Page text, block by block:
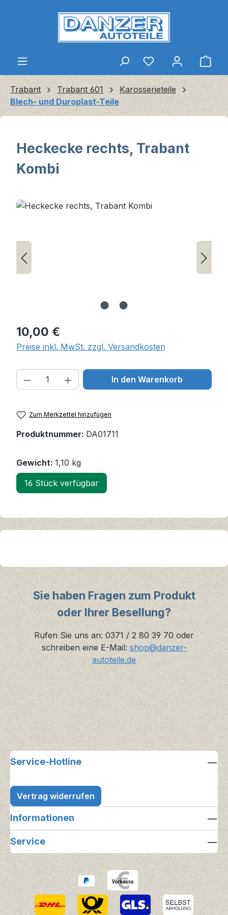
Zum Hauptinhalt springen
Trabant Trabant 601
Karosserieteile
Blech- und Duroplast-Teile
Heckecke rechts, Trabant
Kombi
Bildergalerie überspringen
Regulärer Preis:
10,00 €
Preise inkl. MwSt. zzgl. Versandkosten
Produkt Anzahl: Gib den
In den Warenkorb
Zum Merkzettel hinzufügen
Produktnummer: DA01711
Gewicht: 1,10 kg
16 Stück verfügbar
Sie haben Fragen zum Produkt
oder Ihrer Besellung?
Rufen Sie uns an: 0371 / 2 80 39 70 oder
schreiben eine E-Mail: shop@danzer-
autoteile.de
Service-Hotline
Vertrag widerrufen
Informationen
Service